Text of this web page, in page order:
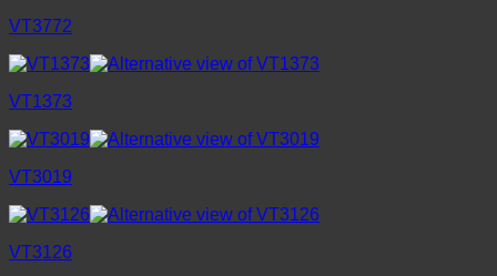
VT3772
VT1373
VT3019
VT3126